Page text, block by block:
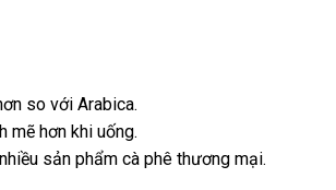
so với Arabica.
mẽ hơn khi uống.
sản phẩm cà phê thương mại.